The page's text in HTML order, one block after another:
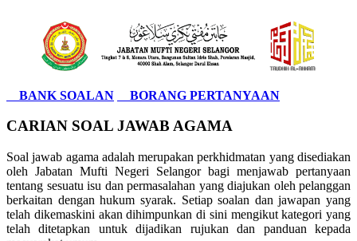
BANK SOALAN BORANG PERTANYAAN
CARIAN SOAL JAWAB AGAMA
Soal jawab agama adalah merupakan perkhidmatan yang disediakan
oleh Jabatan Mufti Negeri Selangor bagi menjawab pertanyaan
tentang sesuatu isu dan permasalahan yang diajukan oleh pelanggan
berkaitan dengan hukum syarak. Setiap soalan dan jawapan yang
telah dikemaskini akan dihimpunkan di sini mengikut kategori yang
telah ditetapkan untuk dijadikan rujukan dan panduan kepada